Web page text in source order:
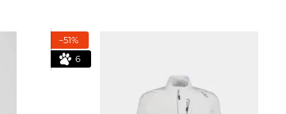
−51%
6